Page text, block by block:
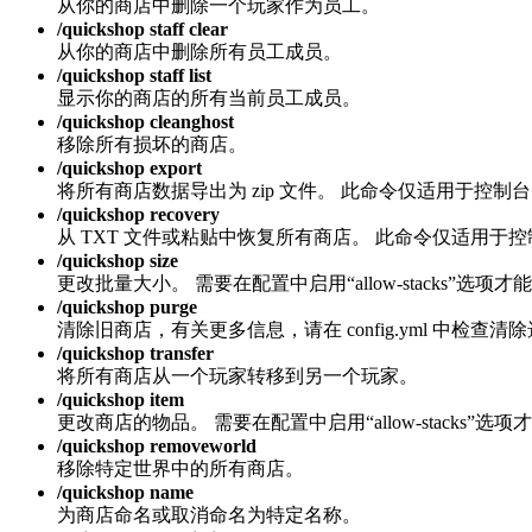
从你的商店中删除一个玩家作为员工。
/quickshop staff clear
从你的商店中删除所有员工成员。
/quickshop staff list
显示你的商店的所有当前员工成员。
/quickshop cleanghost
移除所有损坏的商店。
/quickshop export
将所有商店数据导出为 zip 文件。 此命令仅适用于控制
/quickshop recovery
从 TXT 文件或粘贴中恢复所有商店。 此命令仅适用于
/quickshop size
更改批量大小。 需要在配置中启用“allow-stacks”选项才
/quickshop purge
清除旧商店，有关更多信息，请在 config.yml 中检查清
/quickshop transfer
将所有商店从一个玩家转移到另一个玩家。
/quickshop item
更改商店的物品。 需要在配置中启用“allow-stacks”选项
/quickshop removeworld
移除特定世界中的所有商店。
/quickshop name
为商店命名或取消命名为特定名称。